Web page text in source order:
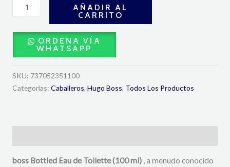
Boss
cantidad
AÑADIR AL
CARRITO
ORDENA VÍA
WHATSAPP
SKU: 737052351100
Categorías: Caballeros, Hugo Boss, Todos Los Productos
boss Bottled Eau de Toilette (100 ml), a menudo conocido